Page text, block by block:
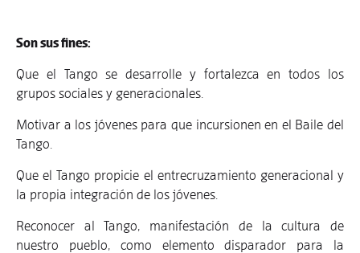
Son sus fines:
Que el Tango se desarrolle y fortalezca en todos los
grupos sociales y generacionales.
Motivar a los jóvenes para que incursionen en el Baile del
Tango.
Que el Tango propicie el entrecruzamiento generacional y
la propia integración de los jóvenes.
Reconocer al Tango, manifestación de la cultura de
nuestro pueblo, como elemento disparador para la